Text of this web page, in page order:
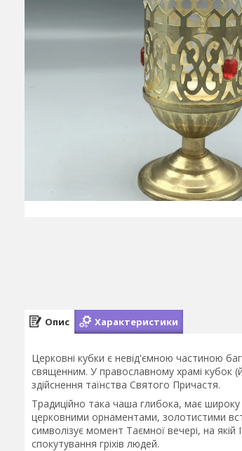
Опис Характеристики
Церковні кубки є невід'ємною частиною
священним. У православному храмі кубок
здійснення таїнства Святого Причастя.
Традиційно така чаша глибока, має
церковними орнаментами, золотистими
символізує момент Таємної вечері, на
спокутування гріхів людей.